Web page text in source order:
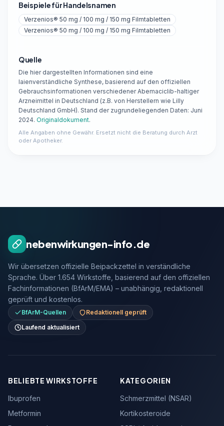
Beispiele für Handelsnamen
Verzenios® 50 mg / 100 mg / 150 mg Filmtabletten
Verzenios® 50 mg / 100 mg / 150 mg Filmtabletten
Quelle
Die hier dargestellten Informationen sind eine
laienverständliche Synthese, basierend auf den offiziellen
Gebrauchsinformationen verschiedener Abemaciclib-haltiger
Arzneimittel in Deutschland (z.B. von Herstellern wie Lilly
Deutschland GmbH). Stand der zugrundeliegenden Daten: Juni
2024. Originaldokument.
Alle Angaben ohne Gewähr. Ersetzt nicht die Beratung durch Arzt
oder Apotheker.
nebenwirkungen-info.de
Wir übersetzen offizielle Beipackzettel in verständliche
Sprache. Über 1.654 Wirkstoffe, basierend auf den offiziellen
Fachinformationen (BfArM/EMA) – unabhängig, redaktionell
geprüft und kostenlos.
BfArM-Quellen
Redaktionell geprüft
Laufend aktualisiert
BELIEBTE WIRKSTOFFE
Ibuprofen
Metformin
KATEGORIEN
Schmerzmittel (NSAR)
Kortikosteroide